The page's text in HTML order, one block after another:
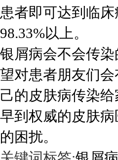
患者即可达到临
98.33%以上。
银屑病会不会传染
望对患者朋友们
己的皮肤病传染
早到权威的皮肤
的困扰。